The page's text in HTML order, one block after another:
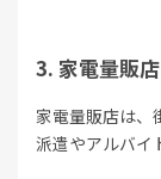
家電量販店
家電量販店は、
派遣やアルバイ